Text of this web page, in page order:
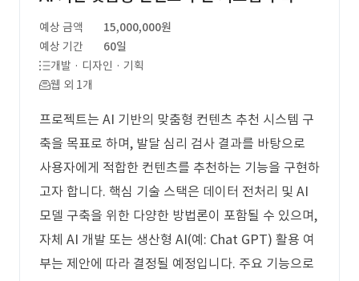
예상 금액
15,000,000원
예상 기간
60일
개발 · 디자인 · 기획
웹 외 1개
프로젝트는 AI 기반의 맞춤형 컨텐츠 추천 시스템 구
축을 목표로 하며, 발달 심리 검사 결과를 바탕으로
사용자에게 적합한 컨텐츠를 추천하는 기능을 구현하
고자 합니다. 핵심 기술 스택은 데이터 전처리 및 AI
모델 구축을 위한 다양한 방법론이 포함될 수 있으며,
자체 AI 개발 또는 생산형 AI(예: Chat GPT) 활용 여
부는 제안에 따라 결정될 예정입니다. 주요 기능으로